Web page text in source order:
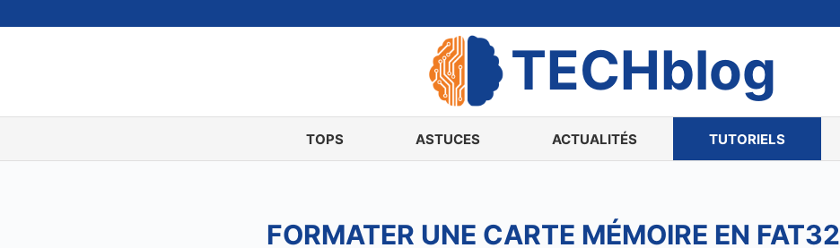
e
a
TECHblog
TOPS ASTUCES ACTUALITÉS TUTORIELS
FORMATER UNE CARTE MÉMOIRE EN FAT32